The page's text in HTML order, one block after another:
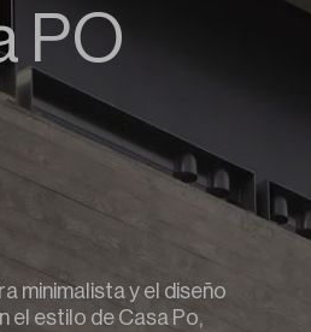
PO
minimalista y el diseño
el estilo de Casa Po,